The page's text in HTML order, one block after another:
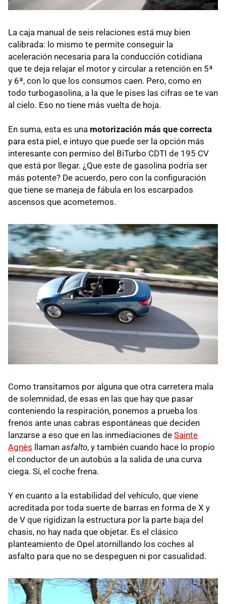
La caja manual de seis relaciones está muy bien
calibrada: lo mismo te permite conseguir la
aceleración necesaria para la conducción cotidiana
que te deja relajar el motor y circular a retención en 5ª
y 6ª, con lo que los consumos caen. Pero, como en
todo turbogasolina, a la que le pises las cifras se te van
al cielo. Eso no tiene más vuelta de hoja.
En suma, esta es una motorización más que correcta
para esta piel, e intuyo que puede ser la opción más
interesante con permiso del BiTurbo CDTI de 195 CV
que está por llegar. ¿Que este de gasolina podría ser
más potente? De acuerdo, pero con la configuración
que tiene se maneja de fábula en los escarpados
ascensos que acometemos.
Como transitamos por alguna que otra carretera mala
de solemnidad, de esas en las que hay que pasar
conteniendo la respiración, ponemos a prueba los
frenos ante unas cabras espontáneas que deciden
lanzarse a eso que en las inmediaciones de Sainte
Agnès llaman asfalto, y también cuando hace lo propio
el conductor de un autobús a la salida de una curva
ciega. Sí, el coche frena.
Y en cuanto a la estabilidad del vehículo, que viene
acreditada por toda suerte de barras en forma de X y
de V que rigidizan la estructura por la parte baja del
chasis, no hay nada que objetar. Es el clásico
planteamiento de Opel atornillando los coches al
asfalto para que no se despeguen ni por casualidad.